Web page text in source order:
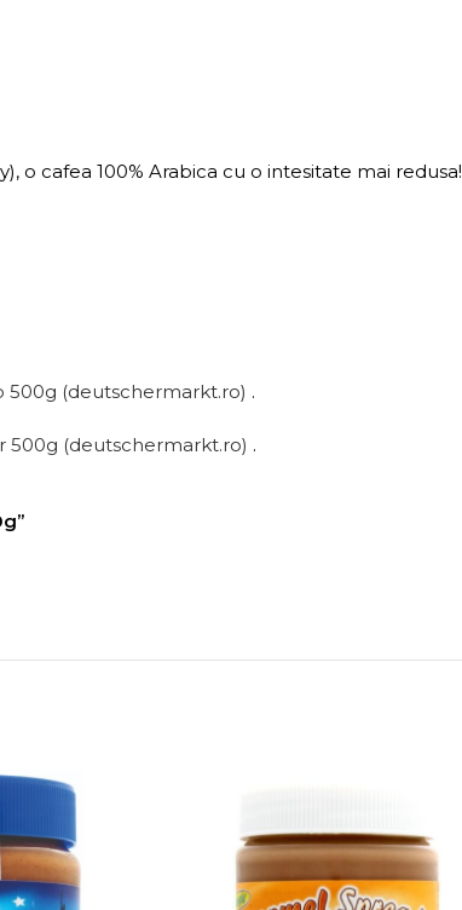
o cafea 100% Arabica cu o intesitate mai redusa!
500g (deutschermarkt.ro) .
500g (deutschermarkt.ro) .